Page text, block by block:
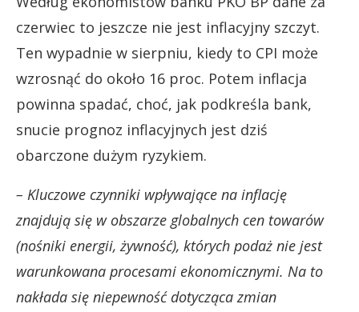
czerwiec to jeszcze nie jest inflacyjny szczyt.
Ten wypadnie w sierpniu, kiedy to CPI może
wzrosnąć do około 16 proc. Potem inflacja
powinna spadać, choć, jak podkreśla bank,
snucie prognoz inflacyjnych jest dziś
obarczone dużym ryzykiem.
– Kluczowe czynniki wpływające na inflację
znajdują się w obszarze globalnych cen towarów
(nośniki energii, żywność), których podaż nie jest
warunkowana procesami ekonomicznymi. Na to
nakłada się niepewność dotycząca zmian